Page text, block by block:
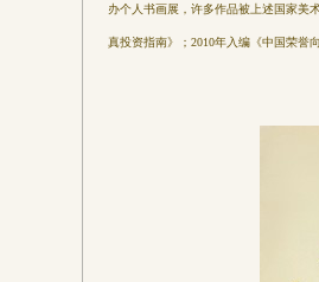
办个人书画展，许多作品被上述国家美
真投资指南》；2010年入编《中国荣誉